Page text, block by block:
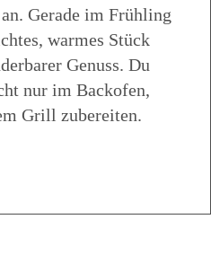
Gerade im Frühling
warmes Stück
Genuss. Du
nur im Backofen,
Grill zubereiten.